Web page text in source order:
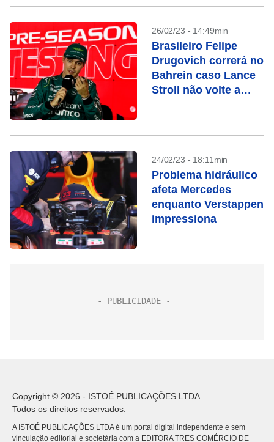
26/02/23 - 14:49min
Brasileiro Felipe
Drugovich correrá no
Bahrein caso Lance
Stroll não volte a
24/02/23 - 18:11min
Problema hidráulico
afeta Mercedes
enquanto Verstappen
impressiona
Copyright © 2026 - ISTOÉ PUBLICAÇÕES LTDA
Todos os direitos reservados.
A ISTOÉ PUBLICAÇÕES LTDA é um portal digital independente e sem
vinculação editorial e societária com a EDITORA TRES COMÉRCIO DE